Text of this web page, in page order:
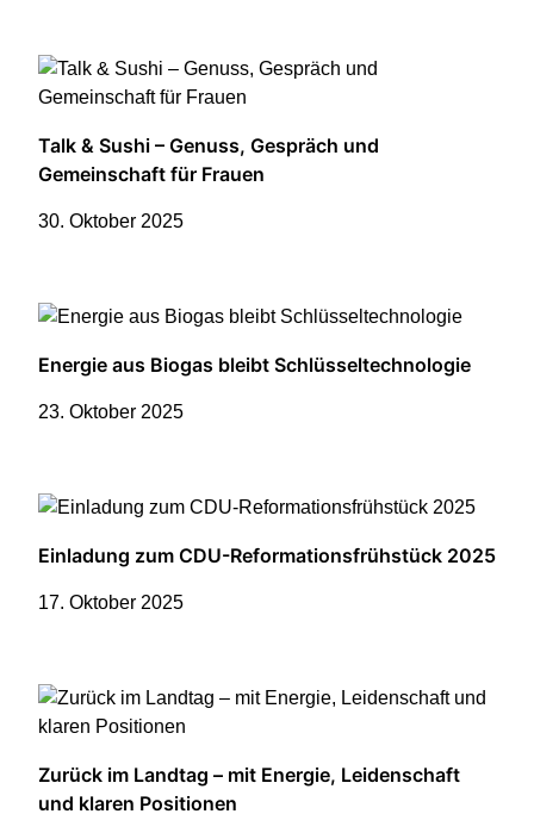
Talk & Sushi – Genuss, Gespräch und
Gemeinschaft für Frauen
30. Oktober 2025
Energie aus Biogas bleibt Schlüsseltechnologie
23. Oktober 2025
Einladung zum CDU-Reformationsfrühstück 2025
17. Oktober 2025
Zurück im Landtag – mit Energie, Leidenschaft
und klaren Positionen